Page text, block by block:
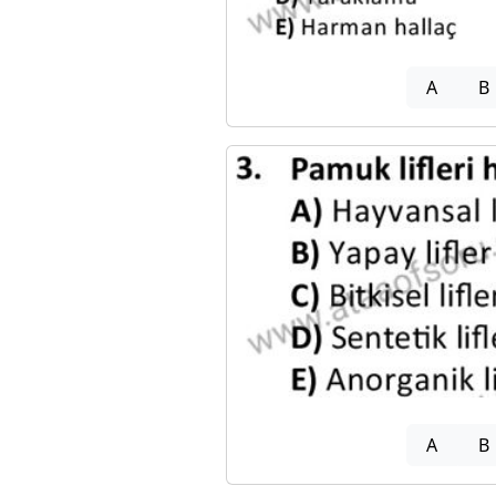
A B
A B